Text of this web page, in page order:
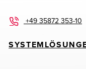
+49 35872 353-10